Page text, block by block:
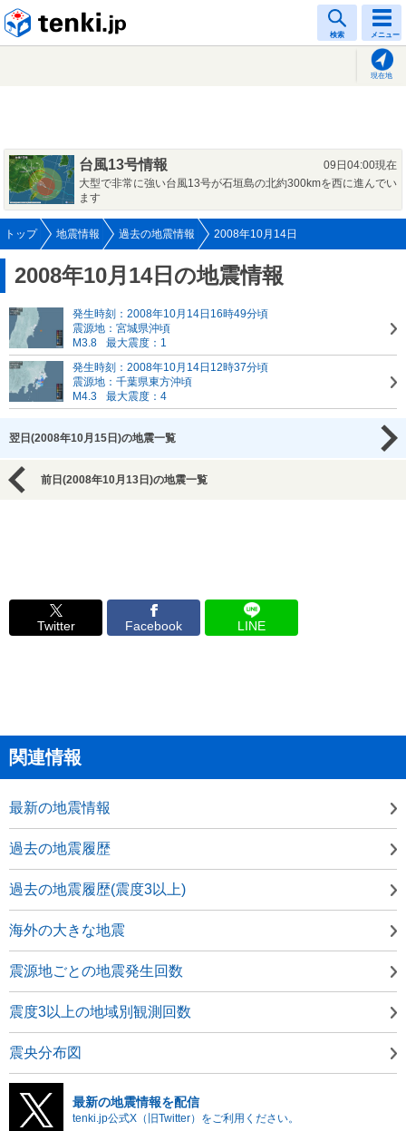
検索 メニュー
現在地
台風13号情報
09日04:00現在
大型で非常に強い台風13号が石垣島の北約300kmを西に進んでい
ます
トップ 地震情報 過去の地震情報 2008年10月14日
2008年10月14日の地震情報
発生時刻：2008年10月14日16時49分頃
震源地：宮城県沖頃
M3.8
最大震度：1
発生時刻：2008年10月14日12時37分頃
震源地：千葉県東方沖頃
M4.3
最大震度：4
翌日(2008年10月15日)の地震一覧
前日(2008年10月13日)の地震一覧
Twitter Facebook LINE
関連情報
最新の地震情報
過去の地震履歴
過去の地震履歴(震度3以上)
海外の大きな地震
震源地ごとの地震発生回数
震度3以上の地域別観測回数
震央分布図
最新の地震情報を配信
tenki.jp公式X（旧Twitter）をご利用ください。